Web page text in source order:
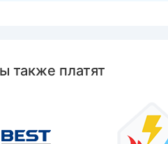
также платят